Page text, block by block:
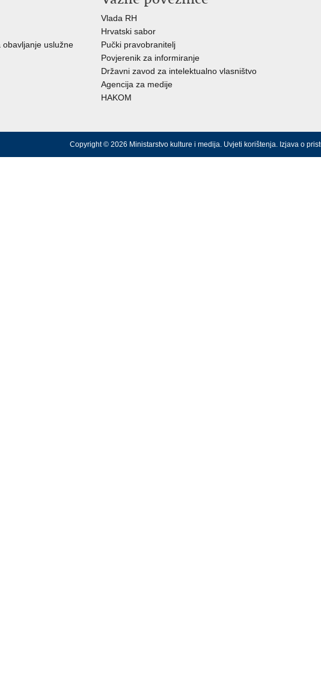
uslužne
Vlada RH
Hrvatski sabor
Pučki pravobranitelj
Povjerenik za informiranje
Državni zavod za intelektualno vlasništvo
Agencija za medije
HAKOM
Copyright © 2026 Ministarstvo kulture i medija. Uvjeti korištenja. Izjava o